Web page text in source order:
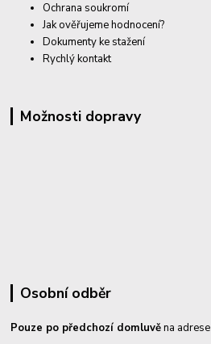
Ochrana soukromí
Jak ověřujeme hodnocení?
Dokumenty ke stažení
Rychlý kontakt
Možnosti dopravy
Osobní odběr
Pouze po předchozí domluvěna adrese